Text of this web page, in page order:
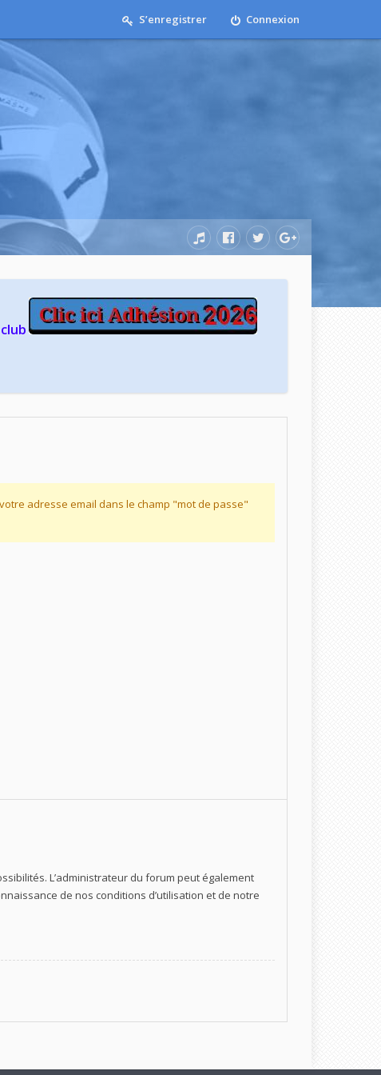
Connexion
S’enregistrer
adresse email dans le champ "mot de passe"
L’administrateur du forum peut également
de nos conditions d’utilisation et de notre